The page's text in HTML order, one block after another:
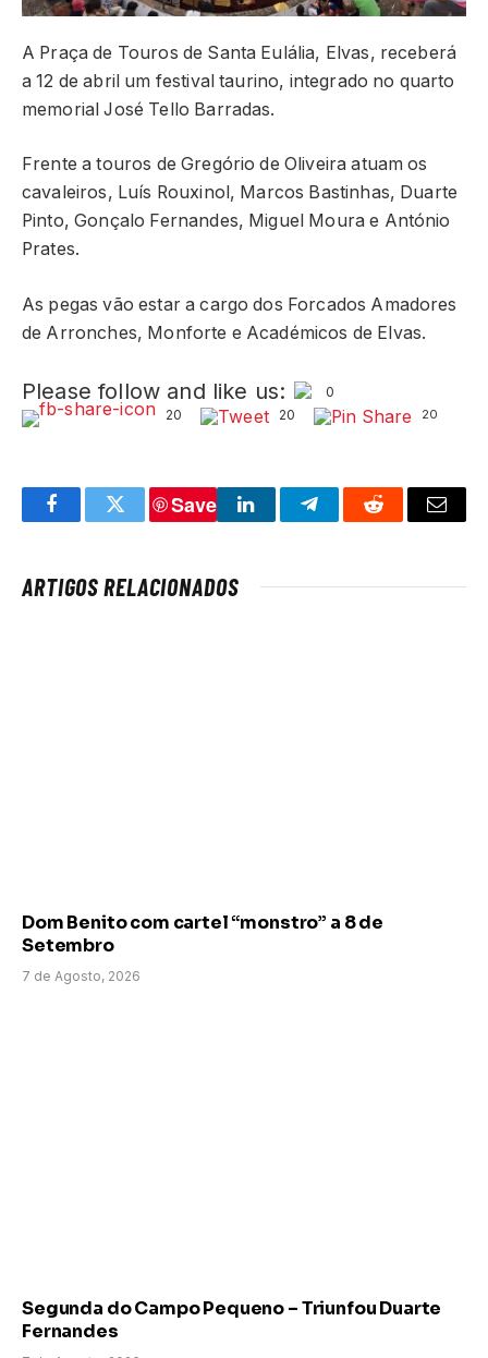
A Praça de Touros de Santa Eulália, Elvas, receberá
a 12 de abril um festival taurino, integrado no quarto
memorial José Tello Barradas.
Frente a touros de Gregório de Oliveira atuam os
cavaleiros, Luís Rouxinol, Marcos Bastinhas, Duarte
Pinto, Gonçalo Fernandes, Miguel Moura e António
Prates.
As pegas vão estar a cargo dos Forcados Amadores
de Arronches, Monforte e Académicos de Elvas.
Please follow and like us:
0
20
20 20
FacebookTwitter
Save
LinkedInTelegramReddit Email
ARTIGOS RELACIONADOS
Dom Benito com cartel “monstro” a 8 de
Setembro
7 de Agosto, 2026
Segunda do Campo Pequeno – Triunfou Duarte
Fernandes